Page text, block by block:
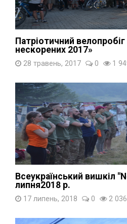
Патріотичний велопробіг
нескорених 2017»
28 травень, 2017 0 1
Всеукраїнський вишкіл
липня2018 р.
17 липень, 2018 0 2 036